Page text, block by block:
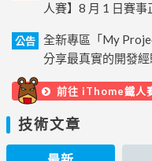
人賽】8 月 1 日賽事
公告
全新專區「My
分享最真實的開發經
前往 iThome鐵人
技術文章